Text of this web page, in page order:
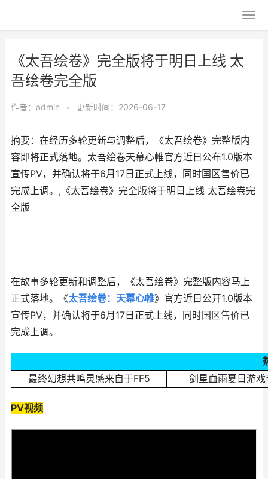
《太吾绘卷》完全版将于明日上线 太
吾绘卷完全版
作者： admin • 更新时间：2026-06-17
摘要：在经历多轮更新与调整后，《太吾绘卷》完整版内
容即将正式落地。太吾绘卷天幕心帷官方近日公布1.0版本
宣传PV，并确认将于6月17日正式上线，同时国区售价已
完成上调。,《太吾绘卷》完全版将于明日上线 太吾绘卷完
全版
在故事多轮更新和调整后，《太吾绘卷》完整版内容马上
正式落地。《太吾绘卷：天幕心帷》官方近日公开1.0版本
宣传PV，并确认将于6月17日正式上线，同时国区售价已
完成上调。
最终幻想共鸣灵感来自于FF5
剑星血雨夏日游
PV视频